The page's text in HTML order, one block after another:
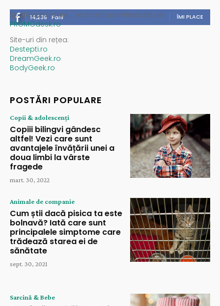
14,235 Fani ÎMI PLACE
Spații publicitare / reclamă administrată de
PROMOdesk.ro
Site-uri din rețea:
Destepti.ro
DreamGeek.ro
BodyGeek.ro
POSTĂRI POPULARE
Copii & adolescenți
Copiii bilingvi gândesc
altfel! Vezi care sunt
avantajele învățării unei a
doua limbi la vârste
fragede
mart. 30, 2022
Animale de companie
Cum știi dacă pisica ta este
bolnavă? Iată care sunt
principalele simptome care
trădează starea ei de
sănătate
sept. 30, 2021
Sarcină & Bebe